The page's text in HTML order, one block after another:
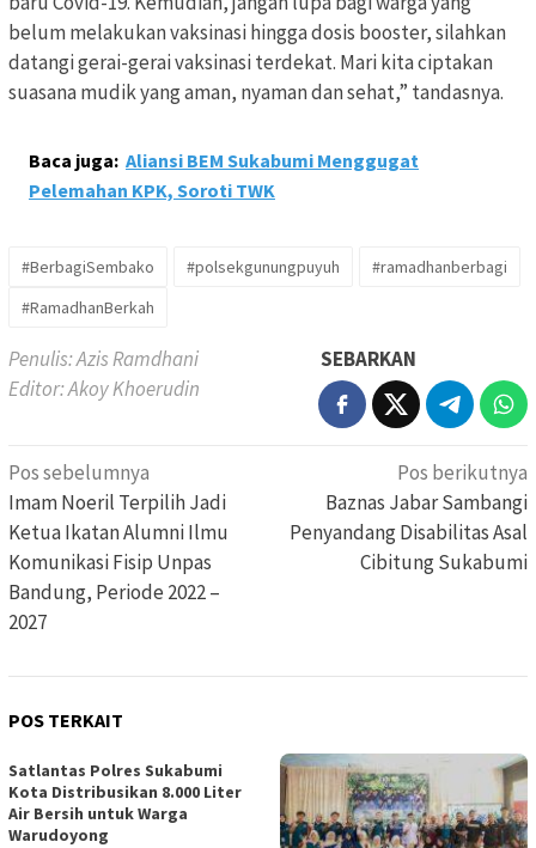
belum melakukan vaksinasi hingga dosis booster, silahkan
datangi gerai-gerai vaksinasi terdekat. Mari kita ciptakan
suasana mudik yang aman, nyaman dan sehat,” tandasnya.
Baca juga: Aliansi BEM Sukabumi Menggugat
Pelemahan KPK, Soroti TWK
#BerbagiSembako #polsekgunungpuyuh
#ramadhanberbagi
#RamadhanBerkah
Penulis: Azis Ramdhani
Editor: Akoy Khoerudin
SEBARKAN
Navigasi
pos
Pos sebelumnya
Imam Noeril Terpilih Jadi
Ketua Ikatan Alumni Ilmu
Komunikasi Fisip Unpas
Bandung, Periode 2022 –
2027
Pos berikutnya
Baznas Jabar Sambangi
Penyandang Disabilitas Asal
Cibitung Sukabumi
POS TERKAIT
Satlantas Polres Sukabumi
Kota Distribusikan 8.000 Liter
Air Bersih untuk Warga
Warudoyong